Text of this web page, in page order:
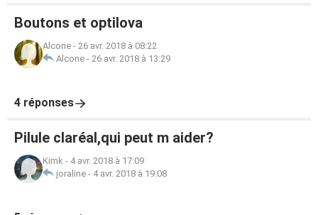
Boutons et optilova
Alcone - 26 avr. 2018 à 08:22
Alcone - 26 avr. 2018 à 13:29
4 réponses
Pilule claréal,qui peut m aider?
Kimk - 4 avr. 2018 à 17:09
joraline - 4 avr. 2018 à 19:08